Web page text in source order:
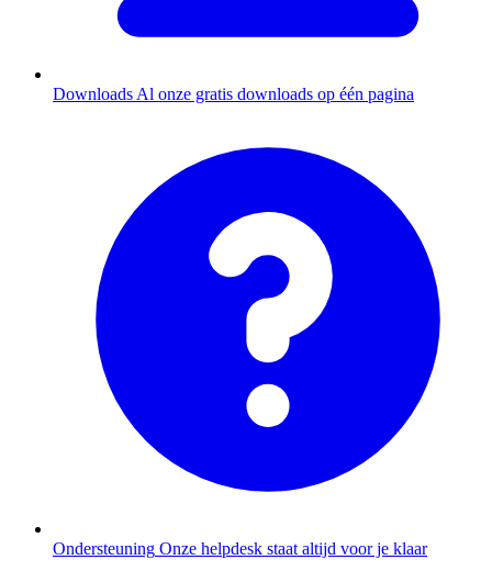
Downloads Al onze gratis downloads op één pagina
Ondersteuning Onze helpdesk staat altijd voor je klaar